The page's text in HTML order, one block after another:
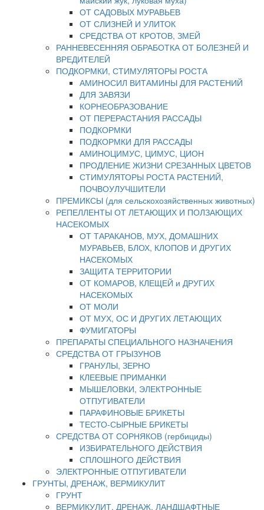
ОТ САДОВЫХ МУРАВЬЕВ
ОТ СЛИЗНЕЙ И УЛИТОК
СРЕДСТВА ОТ КРОТОВ, ЗМЕЙ
РАННЕВЕСЕННЯЯ ОБРАБОТКА ОТ БОЛЕЗНЕЙ И
ВРЕДИТЕЛЕЙ
ПОДКОРМКИ, СТИМУЛЯТОРЫ РОСТА
АМИНОСИЛ ВИТАМИНЫ ДЛЯ РАСТЕНИЙ
ДЛЯ ЗАВЯЗИ
КОРНЕОБРАЗОВАНИЕ
ОТ ПЕРЕРАСТАНИЯ РАССАДЫ
ПОДКОРМКИ
ПОДКОРМКИ ДЛЯ РАССАДЫ
АМИНОЦИМУС, ЦИМУС, ЦИОН
ПРОДЛЕНИЕ ЖИЗНИ СРЕЗАННЫХ ЦВЕТОВ
СТИМУЛЯТОРЫ РОСТА РАСТЕНИЙ,
ПОЧВОУЛУЧШИТЕЛИ
ПРЕМИКСЫ (для сельскохозяйственных животных)
РЕПЕЛЛЕНТЫ ОТ ЛЕТАЮЩИХ И ПОЛЗАЮЩИХ
НАСЕКОМЫХ
ОТ ТАРАКАНОВ, МУХ, ДОМАШНИХ
МУРАВЬЕВ, БЛОХ, КЛОПОВ И ДРУГИХ
НАСЕКОМЫХ
ЗАЩИТА ТЕРРИТОРИИ
ОТ КОМАРОВ, КЛЕЩЕЙ и ДРУГИХ
НАСЕКОМЫХ
ОТ МОЛИ
ОТ МУХ, ОС И ДРУГИХ ЛЕТАЮЩИХ
ФУМИГАТОРЫ
ПРЕПАРАТЫ СПЕЦИАЛЬНОГО НАЗНАЧЕНИЯ
СРЕДСТВА ОТ ГРЫЗУНОВ
ГРАНУЛЫ, ЗЕРНО
КЛЕЕВЫЕ ПРИМАНКИ
МЫШЕЛОВКИ, ЭЛЕКТРОННЫЕ
ОТПУГИВАТЕЛИ
ПАРАФИНОВЫЕ БРИКЕТЫ
ТЕСТО-СЫРНЫЕ БРИКЕТЫ
СРЕДСТВА ОТ СОРНЯКОВ (гербициды)
ИЗБИРАТЕЛЬНОГО ДЕЙСТВИЯ
СПЛОШНОГО ДЕЙСТВИЯ
ЭЛЕКТРОННЫЕ ОТПУГИВАТЕЛИ
ГРУНТЫ, ДРЕНАЖ, ВЕРМИКУЛИТ
ГРУНТ
ВЕРМИКУЛИТ, ДРЕНАЖ, ЛАНДШАФТНЫЕ